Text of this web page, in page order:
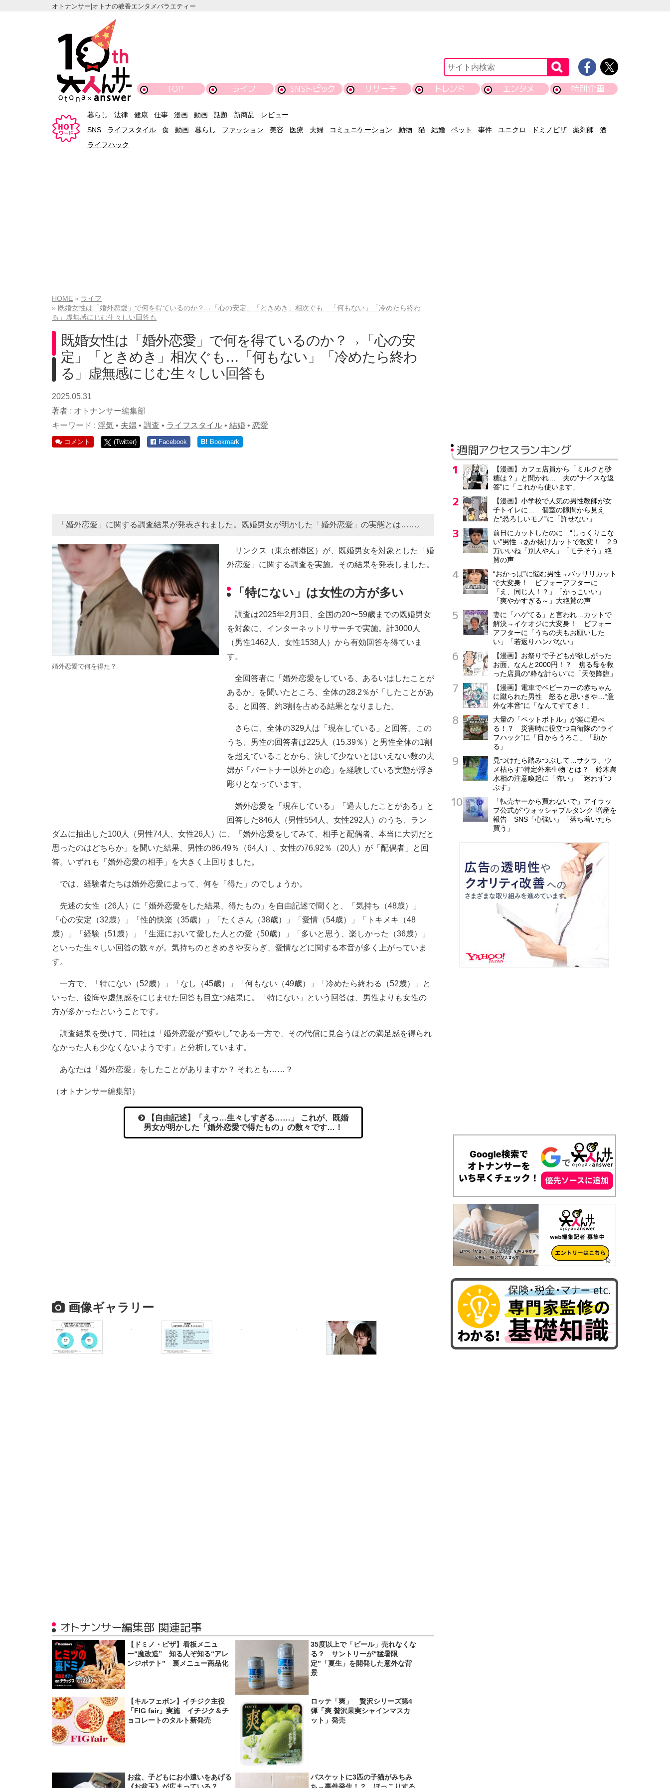
オトナンサー|オトナの教養エンタメバラエティー
TOP ライフ SNSトピック リサーチ トレンド エンタメ 特別企画
暮らし 法律 健康 仕事 漫画 動画 話題 新商品
レビュー
SNS
ライフスタイル 食 動画 暮らし ファッション 美容 医療 夫婦 コミュニケーション 動物 猫 結婚 ペット 事件 ユニクロ ドミノピザ 薬剤師
酒
ライフハック
HOME
ライフ
既婚女性は「婚外恋愛」で何を得ているのか？→「心の安定」「ときめき」相次ぐも…「何もない」「冷めたら終わ
る」虚無感にじむ生々しい回答も
既婚女性は「婚外恋愛」で何を得ているのか？→「心の安
定」「ときめき」相次ぐも…「何もない」「冷めたら終わ
る」虚無感にじむ生々しい回答も
2025.05.31
著者 : オトナンサー編集部
キーワード : 浮気 • 夫婦 • 調査 • ライフスタイル • 結婚 • 恋愛
コメント (Twitter) Facebook B! Bookmark
「婚外恋愛」に関する調査結果が発表されました。既婚男女が明かした「婚外恋愛」の実態とは……。
婚外恋愛で何を得た？
リンクス（東京都港区）が、既婚男女を対象とした「婚
外恋愛」に関する調査を実施。その結果を発表しました。
「特にない」は女性の方が多い
調査は2025年2月3日、全国の20〜59歳までの既婚男女
を対象に、インターネットリサーチで実施。計3000人
（男性1462人、女性1538人）から有効回答を得ていま
す。
全回答者に「婚外恋愛をしている、あるいはしたことが
あるか」を聞いたところ、全体の28.2％が「したことがあ
る」と回答。約3割を占める結果となりました。
さらに、全体の329人は「現在している」と回答。この
うち、男性の回答者は225人（15.39％）と男性全体の1割
を超えていることから、決して少ないとはいえない数の夫
婦が「パートナー以外との恋」を経験している実態が浮き
彫りとなっています。
婚外恋愛を「現在している」「過去したことがある」と
回答した846人（男性554人、女性292人）のうち、ラン
ダムに抽出した100人（男性74人、女性26人）に、「婚外恋愛をしてみて、相手と配偶者、本当に大切だと
思ったのはどちらか」を聞いた結果、男性の86.49％（64人）、女性の76.92％（20人）が「配偶者」と回
答。いずれも「婚外恋愛の相手」を大きく上回りました。
では、経験者たちは婚外恋愛によって、何を「得た」のでしょうか。
先述の女性（26人）に「婚外恋愛をした結果、得たもの」を自由記述で聞くと、「気持ち（48歳）」
「心の安定（32歳）」「性的快楽（35歳）」「たくさん（38歳）」「愛情（54歳）」「トキメキ（48
歳）」「経験（51歳）」「生涯において愛した人との愛（50歳）」「多いと思う、楽しかった（36歳）」
といった生々しい回答の数々が。気持ちのときめきや安らぎ、愛情などに関する本音が多く上がっていま
す。
一方で、「特にない（52歳）」「なし（45歳）」「何もない（49歳）」「冷めたら終わる（52歳）」と
いった、後悔や虚無感をにじませた回答も目立つ結果に。「特にない」という回答は、男性よりも女性の
方が多かったということです。
調査結果を受けて、同社は「婚外恋愛が“癒やし”である一方で、その代償に見合うほどの満足感を得られ
なかった人も少なくないようです」と分析しています。
あなたは「婚外恋愛」をしたことがありますか？ それとも……？
（オトナンサー編集部）
【自由記述】「えっ…生々しすぎる……」 これが、既婚
男女が明かした「婚外恋愛で得たもの」の数々です…！
画像ギャラリー
オトナンサー編集部 関連記事
【ドミノ・ピザ】看板メニュ
ー“魔改造” 知る人ぞ知る“アレ
ンジポテト” 裏メニュー商品化
35度以上で「ビール」売れなくな
る？ サントリーが“猛暑限
定”「夏生」を開発した意外な背
景
【キルフェボン】イチジク主役
「FIG fair」実施 イチジク＆チ
ョコレートのタルト新発売
ロッテ「爽」 贅沢シリーズ第4
弾「爽 贅沢果実シャインマスカ
ット」発売
お盆、子どもにお小遣いをあげる
《お盆玉》が広まっている？
バスケットに3匹の子猫がみちみ
ち→事件発生！？ ほっこりする
週間アクセスランキング
【漫画】カフェ店員から「ミルクと砂
糖は？」と聞かれ… 夫の“ナイスな返
答”に「これから使います」
【漫画】小学校で人気の男性教師が女
子トイレに… 個室の隙間から見え
た“恐ろしいモノ”に「許せない」
前日にカットしたのに…“しっくりこな
い”男性→あか抜けカットで激変！ 2.9
万いいね「別人やん」「モテそう」絶
賛の声
“おかっぱ”に悩む男性→バッサリカット
で大変身！ ビフォーアフターに
「え、同じ人！？」「かっこいい」
「爽やかすぎる～」大絶賛の声
妻に「ハゲてる」と言われ…カットで
解決→イケオジに大変身！ ビフォー
アフターに「うちの夫もお願いした
い」「若返りハンパない」
【漫画】お祭りで子どもが欲しがった
お面、なんと2000円！？ 焦る母を救
った店員の“粋な計らい”に「天使降臨」
【漫画】電車でベビーカーの赤ちゃん
に蹴られた男性 怒ると思いきや…“意
外な本音”に「なんてすてき！」
大量の「ペットボトル」が楽に運べ
る！？ 災害時に役立つ自衛隊の“ライ
フハック”に「目からうろこ」「助か
る」
見つけたら踏みつぶして…サクラ、ウ
メ枯らす“特定外来生物”とは？ 鈴木農
水相の注意喚起に「怖い」「迷わずつ
ぶす」
「転売ヤーから買わないで」アイラッ
プ公式が“ウォッシャブルタンク”増産を
報告 SNS「心強い」「落ち着いたら
買う」